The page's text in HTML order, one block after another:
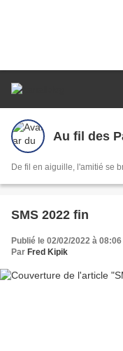
SMS 2022 fin
Publié le 02/02/2022 à 08:06
Par Fred Kipik